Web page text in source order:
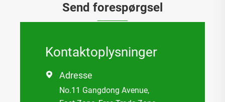
Send forespørgsel
Kontaktoplysninger
 Adresse
No.11 Gangdong Avenue,